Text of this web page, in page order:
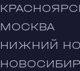
МОСКВА
НИЖНИЙ